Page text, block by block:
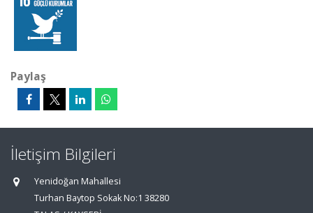
Paylaş
İletişim Bilgileri
Yenidoğan Mahallesi
Turhan Baytop Sokak No:1 38280